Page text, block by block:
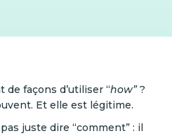
de façons d’utiliser “how”?
Et elle est légitime.
juste dire “comment” : il